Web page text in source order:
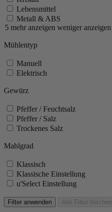
Lebensmittel
Metall & ABS
5 mehr anzeigen weniger anzeigen
Mühlentyp
Manuell
Elektrisch
Gewürz
Pfeffer / Feuchtsalz
Pfeffer / Salz
Trockenes Salz
Mahlgrad
Klassisch
Klassische Einstellung
u'Select Einstellung
Filter anwenden Alle Filter löschen